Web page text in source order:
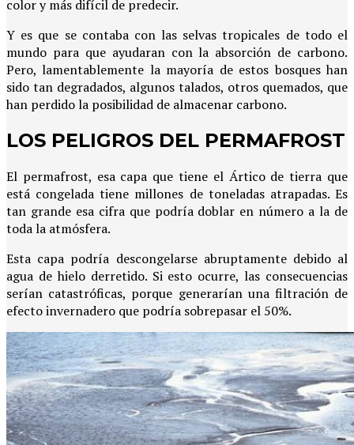
color y más difícil de predecir.
Y es que se contaba con las selvas tropicales de todo el
mundo para que ayudaran con la absorción de carbono.
Pero, lamentablemente la mayoría de estos bosques han
sido tan degradados, algunos talados, otros quemados, que
han perdido la posibilidad de almacenar carbono.
LOS PELIGROS DEL PERMAFROST
El permafrost, esa capa que tiene el Ártico de tierra que
está congelada tiene millones de toneladas atrapadas. Es
tan grande esa cifra que podría doblar en número a la de
toda la atmósfera.
Esta capa podría descongelarse abruptamente debido al
agua de hielo derretido. Si esto ocurre, las consecuencias
serían catastróficas, porque generarían una filtración de
efecto invernadero que podría sobrepasar el 50%.